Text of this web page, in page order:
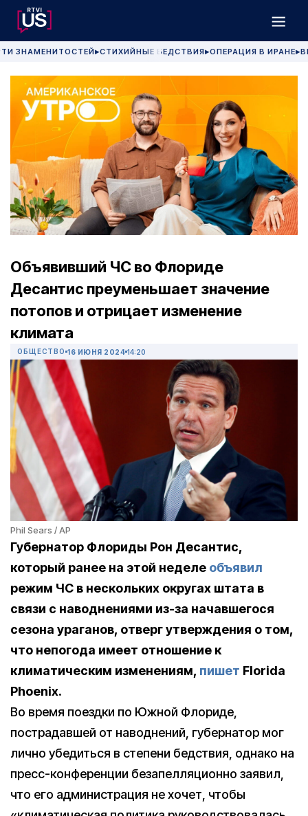
ЗНАМЕНИТОСТЕЙ▶СТИХИЙНЫЕ БЕДСТВИЯ▶ОПЕРАЦИЯ В ИРАНЕ▶
Объявивший ЧС во Флориде
Десантис преуменьшает значение
потопов и отрицает изменение
климата
ОБЩЕСТВО 16 ИЮНЯ 2024 14:20
Phil Sears / AP
Губернатор Флориды Рон Десантис,
который ранее на этой неделе объявил
режим ЧС в нескольких округах штата в
связи с наводнениями из-за начавшегося
сезона ураганов, отверг утверждения о том,
что непогода имеет отношение к
климатическим изменениям, пишет Florida
Phoenix.
Во время поездки по Южной Флориде,
пострадавшей от наводнений, губернатор мог
лично убедиться в степени бедствия, однако на
пресс-конференции безапелляционно заявил,
что его администрация не хочет, чтобы